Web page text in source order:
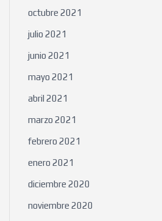
octubre 2021
julio 2021
junio 2021
mayo 2021
abril 2021
marzo 2021
febrero 2021
enero 2021
diciembre 2020
noviembre 2020